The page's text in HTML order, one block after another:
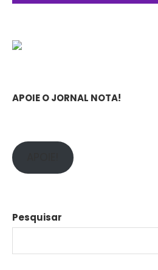
APOIE O JORNAL NOTA!
Pesquisar